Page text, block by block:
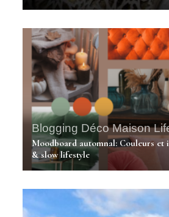
Blogging Déco Maison
Moodboard automnal: Couleurs et
& slow lifestyle